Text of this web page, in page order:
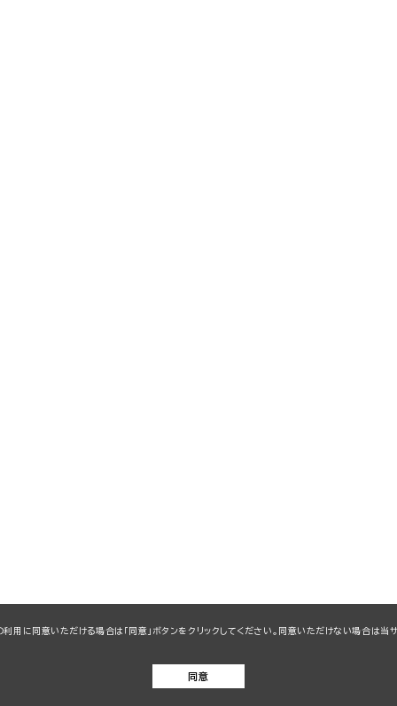
に同意いただける場合は「同意」ボタンをクリックしてください。同意いただけない場合は当
同意